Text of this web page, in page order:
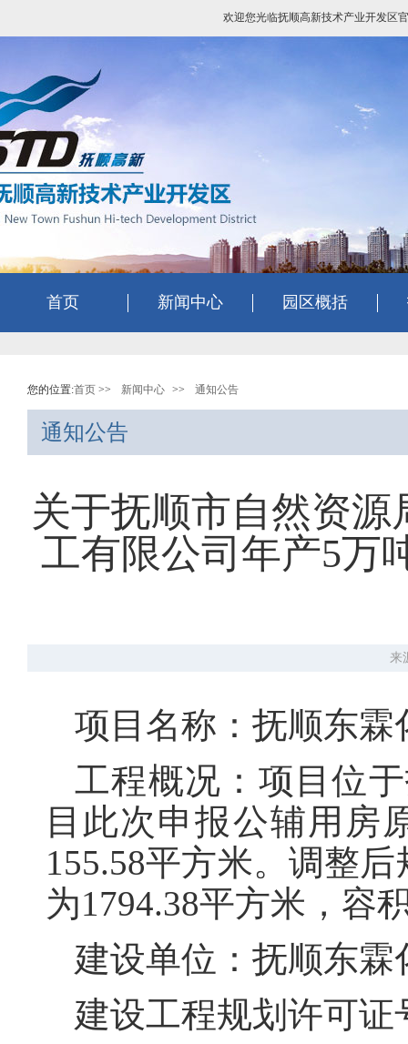
欢迎您光临抚顺高新技术产业开发区
首页 新闻中心 园区概括
您的位置:首页 >> 新闻中心 >> 通知公告
通知公告
关于抚顺市自然资
工有限公司年产5万
来
项目名称：抚顺东
工程概况：项目位
目此次申报公辅用房
155.58平方米。调整
为1794.38平方米，容
建设单位：抚顺东霖
建设工程规划许可证